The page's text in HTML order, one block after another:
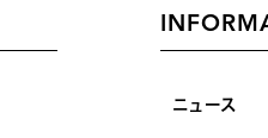
ニュース